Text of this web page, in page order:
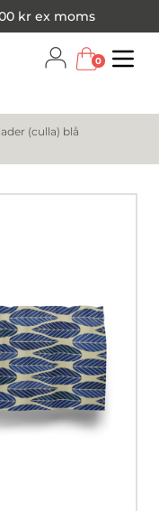
kr ex moms
0
(culla) blå